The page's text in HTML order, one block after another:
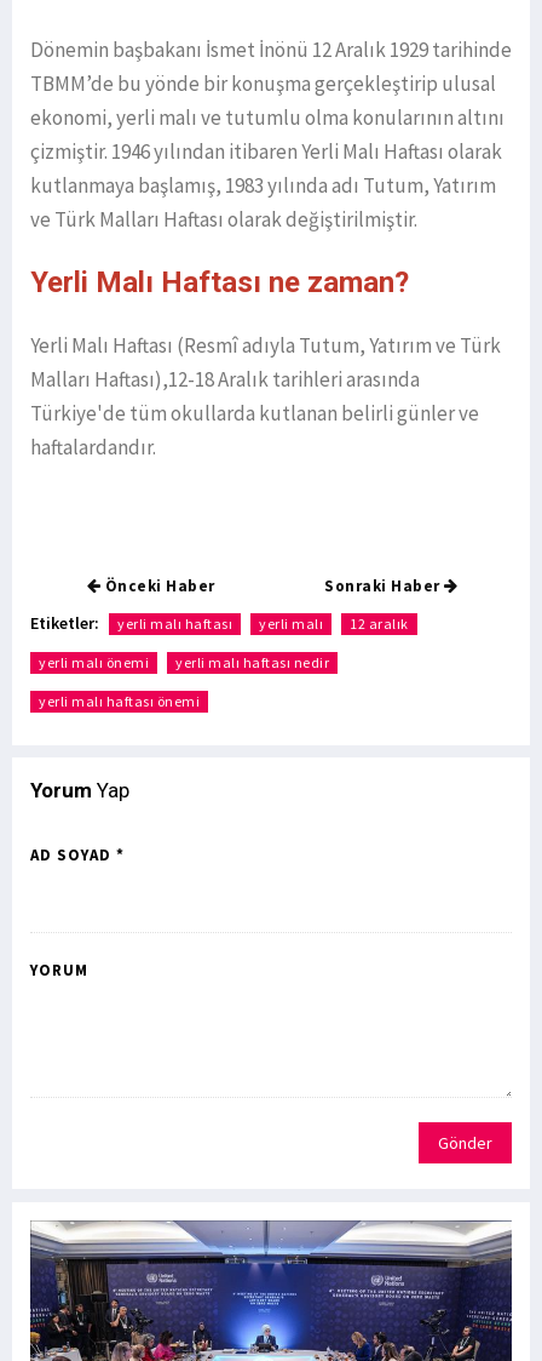
Dönemin başbakanı İsmet İnönü 12 Aralık 1929 tarihinde
TBMM’de bu yönde bir konuşma gerçekleştirip ulusal
ekonomi, yerli malı ve tutumlu olma konularının altını
çizmiştir. 1946 yılından itibaren Yerli Malı Haftası olarak
kutlanmaya başlamış, 1983 yılında adı Tutum, Yatırım
ve Türk Malları Haftası olarak değiştirilmiştir.
Yerli Malı Haftası ne zaman?
Yerli Malı Haftası (Resmî adıyla Tutum, Yatırım ve Türk
Malları Haftası),12-18 Aralık tarihleri arasında
Türkiye'de tüm okullarda kutlanan belirli günler ve
haftalardandır.
Önceki Haber Sonraki Haber
Etiketler: yerli malı haftası yerli malı 12 aralık
yerli malı önemi yerli malı haftası nedir
yerli malı haftası önemi
Yorum Yap
AD SOYAD *
YORUM
Gönder